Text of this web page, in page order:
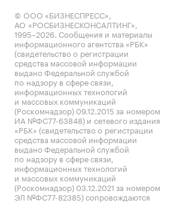
© ООО «БИЗНЕСПРЕСС»,
АО «РОСБИЗНЕСКОНСАЛТИНГ»,
1995–2026. Сообщения и материалы
информационного агентства «РБК»
(свидетельство о регистрации
средства массовой информации
выдано Федеральной службой
по надзору в сфере связи,
информационных технологий
и массовых коммуникаций
(Роскомнадзор) 09.12.2015 за номером
ИА №ФС77-63848) и сетевого издания
«РБК» (свидетельство о регистрации
средства массовой информации
выдано Федеральной службой
по надзору в сфере связи,
информационных технологий
и массовых коммуникаций
(Роскомнадзор) 03.12.2021 за номером
ЭЛ №ФС77-82385) сопровождаются